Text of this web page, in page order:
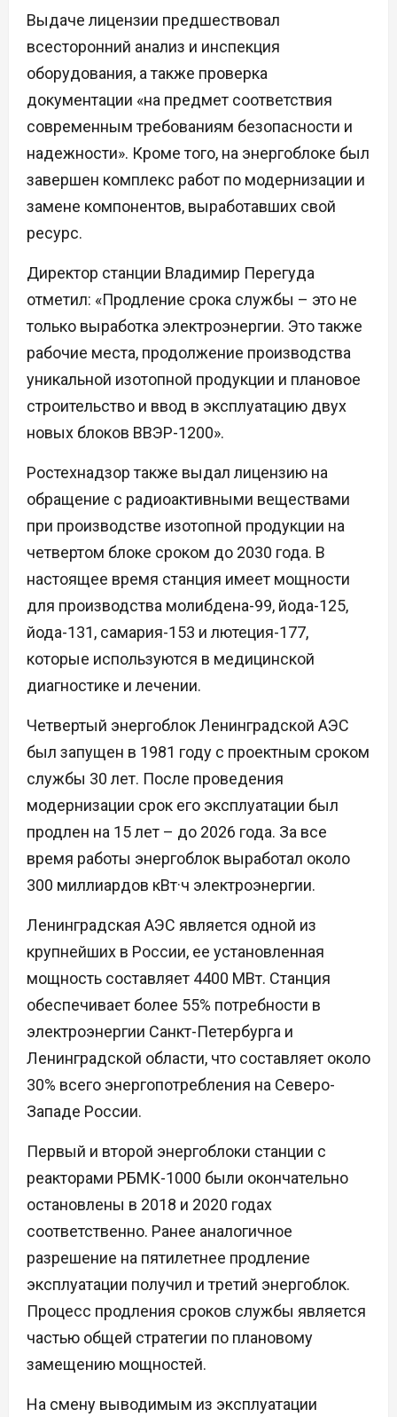
Выдаче лицензии предшествовал
всесторонний анализ и инспекция
оборудования, а также проверка
документации «на предмет соответствия
современным требованиям безопасности и
надежности». Кроме того, на энергоблоке был
завершен комплекс работ по модернизации и
замене компонентов, выработавших свой
ресурс.
Директор станции Владимир Перегуда
отметил: «Продление срока службы – это не
только выработка электроэнергии. Это также
рабочие места, продолжение производства
уникальной изотопной продукции и плановое
строительство и ввод в эксплуатацию двух
новых блоков ВВЭР-1200».
Ростехнадзор также выдал лицензию на
обращение с радиоактивными веществами
при производстве изотопной продукции на
четвертом блоке сроком до 2030 года. В
настоящее время станция имеет мощности
для производства молибдена-99, йода-125,
йода-131, самария-153 и лютеция-177,
которые используются в медицинской
диагностике и лечении.
Четвертый энергоблок Ленинградской АЭС
был запущен в 1981 году с проектным сроком
службы 30 лет. После проведения
модернизации срок его эксплуатации был
продлен на 15 лет – до 2026 года. За все
время работы энергоблок выработал около
300 миллиардов кВт·ч электроэнергии.
Ленинградская АЭС является одной из
крупнейших в России, ее установленная
мощность составляет 4400 МВт. Станция
обеспечивает более 55% потребности в
электроэнергии Санкт-Петербурга и
Ленинградской области, что составляет около
30% всего энергопотребления на Северо-
Западе России.
Первый и второй энергоблоки станции с
реакторами РБМК-1000 были окончательно
остановлены в 2018 и 2020 годах
соответственно. Ранее аналогичное
разрешение на пятилетнее продление
эксплуатации получил и третий энергоблок.
Процесс продления сроков службы является
частью общей стратегии по плановому
замещению мощностей.
На смену выводимым из эксплуатации